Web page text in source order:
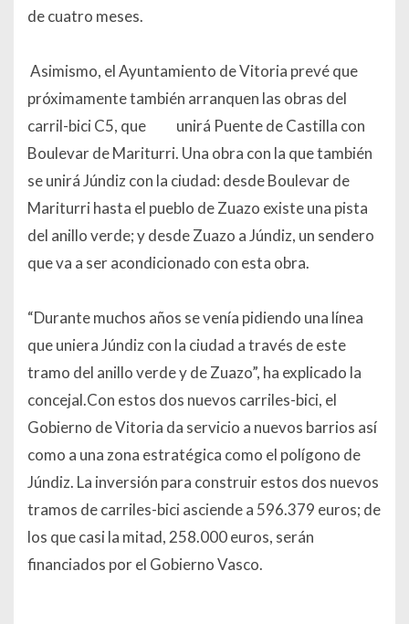
de cuatro meses.
Asimismo, el Ayuntamiento de Vitoria prevé que
próximamente también arranquen las obras del
carril-bici C5, que
unirá Puente de Castilla con
Boulevar de Mariturri. Una obra con la que también
se unirá Júndiz con la ciudad: desde Boulevar de
Mariturri hasta el pueblo de Zuazo existe una pista
del anillo verde; y desde Zuazo a Júndiz, un sendero
que va a ser acondicionado con esta obra.
“Durante muchos años se venía pidiendo una línea
que uniera Júndiz con la ciudad a través de este
tramo del anillo verde y de Zuazo”, ha explicado la
concejal.Con estos dos nuevos carriles-bici, el
Gobierno de Vitoria da servicio a nuevos barrios así
como a una zona estratégica como el polígono de
Júndiz. La inversión para construir estos dos nuevos
tramos de carriles-bici asciende a 596.379 euros; de
los que casi la mitad, 258.000 euros, serán
financiados por el Gobierno Vasco.